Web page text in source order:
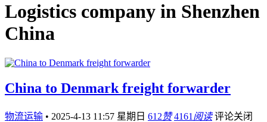
Logistics company in Shenzhen
China
China to Denmark freight forwarder
物流运输 • 2025-4-13 11:57 星期日 612赞 4161 阅读 评论关闭